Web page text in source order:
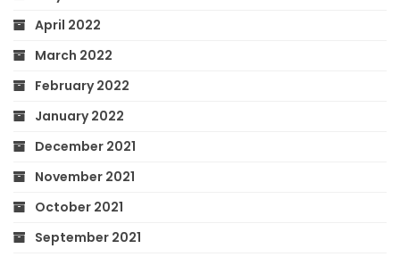
April 2022
March 2022
February 2022
January 2022
December 2021
November 2021
October 2021
September 2021